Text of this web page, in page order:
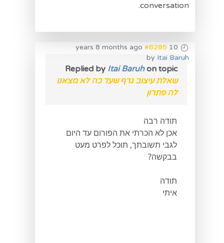
conversation.
10 years 8 months ago
#8285
by Itai Baruh
Replied by Itai Baruhon topic
שאלת עיצוב גרף שעד כה לא מצאנו
לה פתרון
תודה רבה
אכן לא הכרתי את הפורום עד היום
לגבי תשובתך, תוכל לפרט מעט
בבקשה?
תודה
איתי